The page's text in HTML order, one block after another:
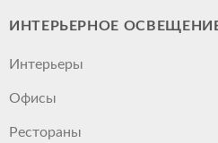
ИНТЕРЬЕРНОЕ
Интерьеры
Офисы
Рестораны